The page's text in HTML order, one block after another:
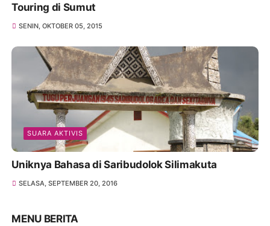
Touring di Sumut
SENIN, OKTOBER 05, 2015
SUARA AKTIVIS
Uniknya Bahasa di Saribudolok Silimakuta
SELASA, SEPTEMBER 20, 2016
MENU BERITA